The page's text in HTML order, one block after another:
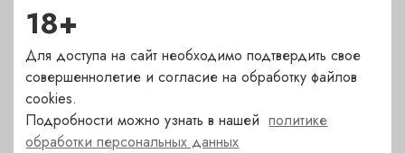
Сахар
сухое
Страна
Франция
18+
Для доступа на сайт необходимо подтвердить свое
совершеннолетие и согласие на обработку файлов
cookies.
Подробности можно узнать в нашейполитике
обработки персональных данных